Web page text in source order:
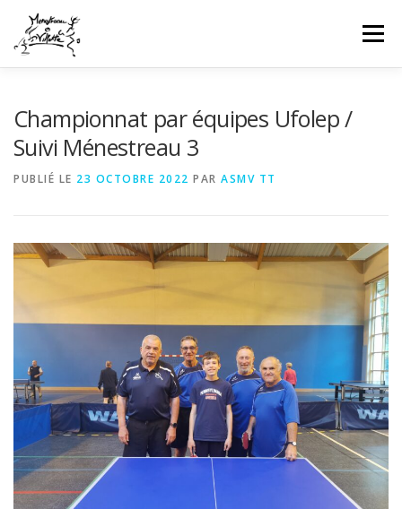
contenu
Menu
Championnat par équipes Ufolep /
Suivi Ménestreau 3
PUBLIÉ LE 23 OCTOBRE 2022 PAR ASMV TT